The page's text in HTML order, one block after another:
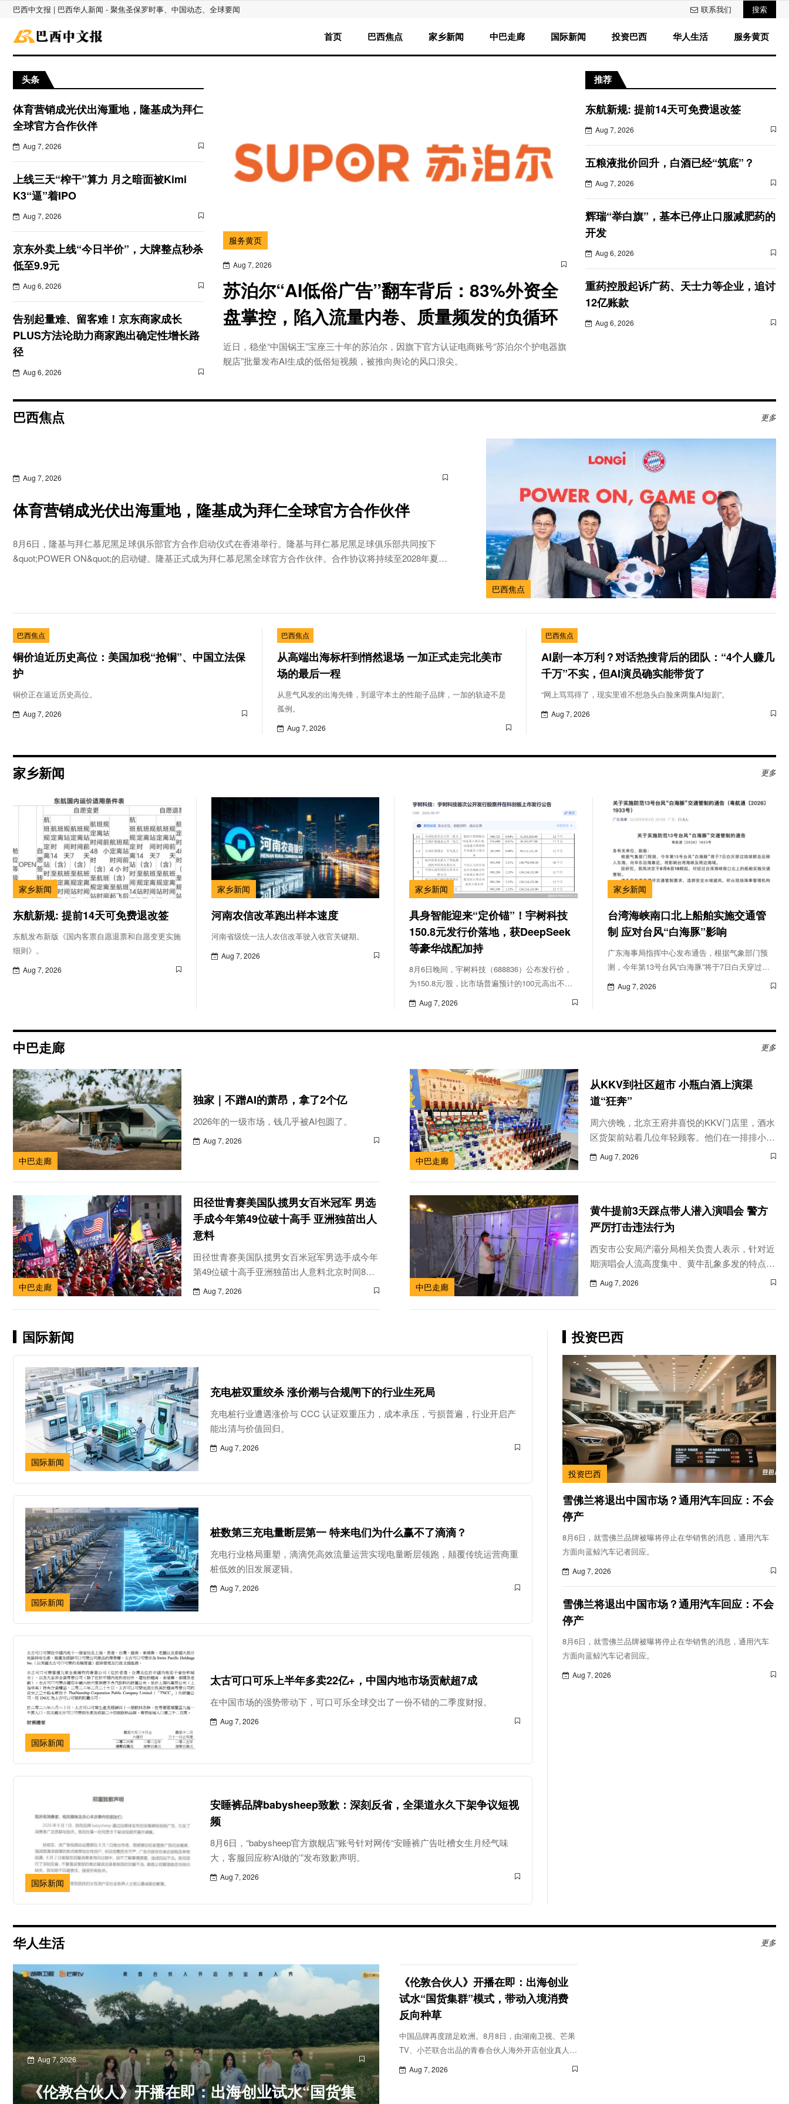
巴西中文报 | 巴西华人新闻 - 聚焦圣保罗时事、中国动态、全球要闻 联系我们 搜索
首页 巴西焦点 家乡新闻 中巴走廊 国际新闻 投资巴西 华人生活 服务黄页
头条
体育营销成光伏出海重地，隆基成为拜仁
全球官方合作伙伴
Aug 7, 2026
上线三天“榨干”算力 月之暗面被Kimi
K3“逼”着IPO
Aug 7, 2026
京东外卖上线“今日半价”，大牌整点秒杀
低至9.9元
Aug 6, 2026
告别起量难、留客难！京东商家成长
PLUS方法论助力商家跑出确定性增长路
径
Aug 6, 2026
服务黄页
Aug 7, 2026
苏泊尔“AI低俗广告”翻车背后：83%外资全
盘掌控，陷入流量内卷、质量频发的负循环
近日，稳坐“中国锅王”宝座三十年的苏泊尔，因旗下官方认证电商账号“苏泊尔个护电器旗
舰店”批量发布AI生成的低俗短视频，被推向舆论的风口浪尖。
推荐
东航新规: 提前14天可免费退改签
Aug 7, 2026
五粮液批价回升，白酒已经“筑底”？
Aug 7, 2026
辉瑞“举白旗”，基本已停止口服减肥药的
开发
Aug 6, 2026
重药控股起诉广药、天士力等企业，追讨
12亿账款
Aug 6, 2026
巴西焦点 更多
Aug 7, 2026
体育营销成光伏出海重地，隆基成为拜仁全球官方合作伙伴
8月6日，隆基与拜仁慕尼黑足球俱乐部官方合作启动仪式在香港举行。隆基与拜仁慕尼黑足球俱乐部共同按下
&quot;POWER ON&quot;的启动键。隆基正式成为拜仁慕尼黑全球官方合作伙伴。合作协议将持续至2028年夏
巴西焦点
巴西焦点
铜价迫近历史高位：美国加税“抢铜”、中国立法保
护
铜价正在逼近历史高位。
Aug 7, 2026
巴西焦点
从高端出海标杆到悄然退场 一加正式走完北美市
场的最后一程
从意气风发的出海先锋，到退守本土的性能子品牌，一加的轨迹不是
孤例。
Aug 7, 2026
巴西焦点
AI剧一本万利？对话热搜背后的团队：“4个人赚几
千万”不实，但AI演员确实能带货了
“网上骂骂得了，现实里谁不想急头白脸来两集AI短剧”。
Aug 7, 2026
家乡新闻 更多
家乡新闻
东航新规: 提前14天可免费退改签
东航发布新版《国内客票自愿退票和自愿变更实施
细则》。
Aug 7, 2026
家乡新闻
河南农信改革跑出样本速度
河南省级统一法人农信改革驶入收官关键期。
Aug 7, 2026
家乡新闻
具身智能迎来“定价锚”！宇树科技
150.8元发行价落地，获DeepSeek
等豪华战配加持
8月6日晚间，宇树科技（688836）公布发行价，
为150.8元/股，比市场普遍预计的100元高出不
Aug 7, 2026
家乡新闻
台湾海峡南口北上船舶实施交通管
制 应对台风“白海豚”影响
广东海事局指挥中心发布通告，根据气象部门预
测，今年第13号台风“白海豚”将于7日白天穿过琉
球群岛后移入东海，向华东沿海靠近，将影响台湾
海峡及周边海域。因此，广东海事局决定自8月6日
Aug 7, 2026
中巴走廊 更多
中巴走廊
独家｜不蹭AI的萧昂，拿了2个亿
2026年的一级市场，钱几乎被AI包圆了。
Aug 7, 2026
中巴走廊
从KKV到社区超市 小瓶白酒上演渠
道“狂奔”
周六傍晚，北京王府井喜悦的KKV门店里，酒水
区货架前站着几位年轻顾客。他们在一排排小瓶
酒前驻足，拿起一瓶100ml 迷你五粮液端详片
50ml、100ml装国产白酒与同等规格的进口烈
不等。
Aug 7, 2026
中巴走廊
田径世青赛美国队揽男女百米冠军 男选
手成今年第49位破十高手 亚洲独苗出人
意料
田径世青赛美国队揽男女百米冠军男选手成今年
第49位破十高手亚洲独苗出人意料北京时间8月
7日中午，在美国俄勒冈尤金进行的2026年田径
Aug 7, 2026 中巴走廊
黄牛提前3天踩点带人潜入演唱会 警方
严厉打击违法行为
西安市公安局浐灞分局相关负责人表示，针对近
期演唱会人流高度集中、黄牛乱象多发的特点，
警方压实大型活动安保责任，严控风险点位，对
保观演安全
Aug 7, 2026
国际新闻
国际新闻
充电桩双重绞杀 涨价潮与合规闸下的行业生死局
充电桩行业遭遇涨价与 CCC 认证双重压力，成本承压，亏损普遍，行业开启产
能出清与价值回归。
Aug 7, 2026
国际新闻
桩数第三充电量断层第一 特来电们为什么赢不了滴滴？
充电行业格局重塑，滴滴凭高效流量运营实现电量断层领跑，颠覆传统运营商重
桩低效的旧发展逻辑。
Aug 7, 2026
国际新闻
太古可口可乐上半年多卖22亿+，中国内地市场贡献超7成
在中国市场的强势带动下，可口可乐全球交出了一份不错的二季度财报。
Aug 7, 2026
国际新闻
安睡裤品牌babysheep致歉：深刻反省，全渠道永久下架争议短视
频
8月6日，“babysheep官方旗舰店”账号针对网传“安睡裤广告吐槽女生月经气味
大，客服回应称‘AI做的’”发布致歉声明。
Aug 7, 2026
投资巴西
投资巴西
雪佛兰将退出中国市场？通用汽车回应：不会
停产
8月6日，就雪佛兰品牌被曝将停止在华销售的消息，通用汽车
方面向蓝鲸汽车记者回应。
Aug 7, 2026
雪佛兰将退出中国市场？通用汽车回应：不会
停产
8月6日，就雪佛兰品牌被曝将停止在华销售的消息，通用汽车
方面向蓝鲸汽车记者回应。
Aug 7, 2026
华人生活 更多
Aug 7, 2026
《伦敦合伙人》开播在即：出海创业试水“国货集
《伦敦合伙人》开播在即：出海创业
试水“国货集群”模式，带动入境消费
反向种草
中国品牌再度踏足欧洲。8月8日，由湖南卫视、芒果
TV、小芒联合出品的青春合伙人海外开店创业真人秀
《伦敦合伙人》即将开播。尚雯婕、李佳琦、张予
曦、赵昭仪、颜安和米卡6位合伙人将再度集结，共
Aug 7, 2026